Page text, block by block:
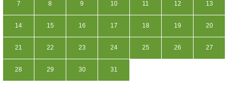
7 8 9 10 11 12 13
14 15 16 17 18 19 20
21 22 23 24 25 26 27
28 29 30 31